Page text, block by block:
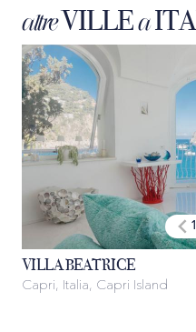
altreVILLEa
1
VILLA BEATRICE
Capri, Italia, Capri Island